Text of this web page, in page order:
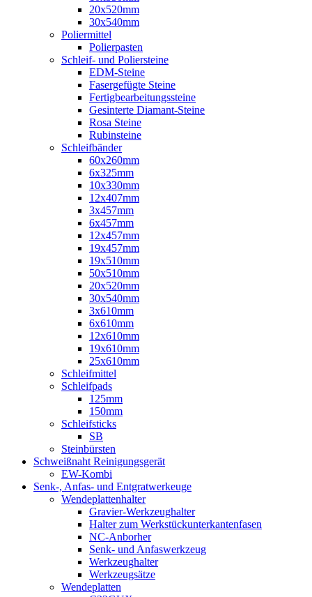
20x520mm
30x540mm
Poliermittel
Polierpasten
Schleif- und Poliersteine
EDM-Steine
Fasergefügte Steine
Fertigbearbeitungssteine
Gesinterte Diamant-Steine
Rosa Steine
Rubinsteine
Schleifbänder
60x260mm
6x325mm
10x330mm
12x407mm
3x457mm
6x457mm
12x457mm
19x457mm
19x510mm
50x510mm
20x520mm
30x540mm
3x610mm
6x610mm
12x610mm
19x610mm
25x610mm
Schleifmittel
Schleifpads
125mm
150mm
Schleifsticks
SB
Steinbürsten
Schweißnaht Reinigungsgerät
EW-Kombi
Senk-, Anfas- und Entgratwerkeuge
Wendeplattenhalter
Gravier-Werkzeughalter
Halter zum Werkstückunterkantenfasen
NC-Anborher
Senk- und Anfaswerkzeug
Werkzeughalter
Werkzeugsätze
Wendeplatten